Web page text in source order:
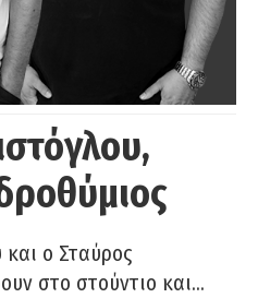
ο Σταύρος
στο στούντιο και…